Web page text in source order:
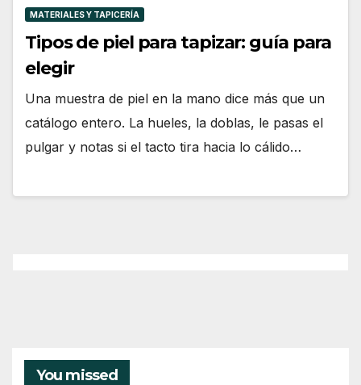
MATERIALES Y TAPICERÍA
Tipos de piel para tapizar: guía para
elegir
Una muestra de piel en la mano dice más que un
catálogo entero. La hueles, la doblas, le pasas el
pulgar y notas si el tacto tira hacia lo cálido…
You missed